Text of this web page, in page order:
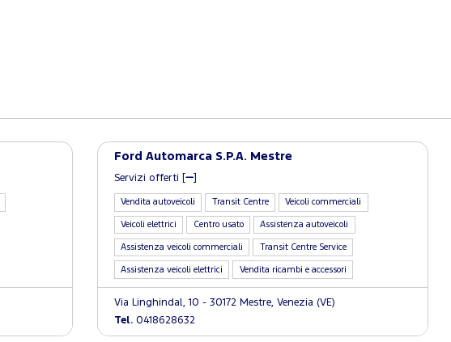
Ford Automarca S.P.A. Mestre
Servizi offerti [ ]
Vendita autoveicoli Transit Centre Veicoli commerciali
Veicoli elettrici Centro usato Assistenza autoveicoli
Assistenza veicoli commerciali Transit Centre Service
Assistenza veicoli elettrici Vendita ricambi e accessori
Via Linghindal, 10 - 30172 Mestre, Venezia (VE)
Tel.0418628632